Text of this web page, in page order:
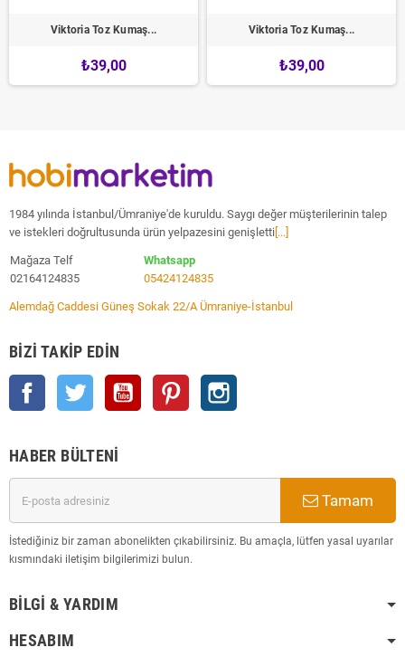
Viktoria Toz Kumaş...
₺39,00
Viktoria Toz Kumaş...
₺39,00
1984 yılında İstanbul/Ümraniye'de kuruldu. Saygı değer müşterilerinin talep
ve istekleri doğrultusunda ürün yelpazesini genişletti [...]
Mağaza Telf
02164124835
Whatsapp
05424124835
Alemdağ Caddesi Güneş Sokak 22/A Ümraniye-İstanbul
BIZI TAKIP EDIN
Facebook Twitter YouTube Pinterest
HABER BÜLTENI
Tamam
İstediğiniz bir zaman abonelikten çıkabilirsiniz. Bu amaçla, lütfen yasal uyarılar
kısmındaki iletişim bilgilerimizi bulun.
BILGI & YARDIM
HESABIM